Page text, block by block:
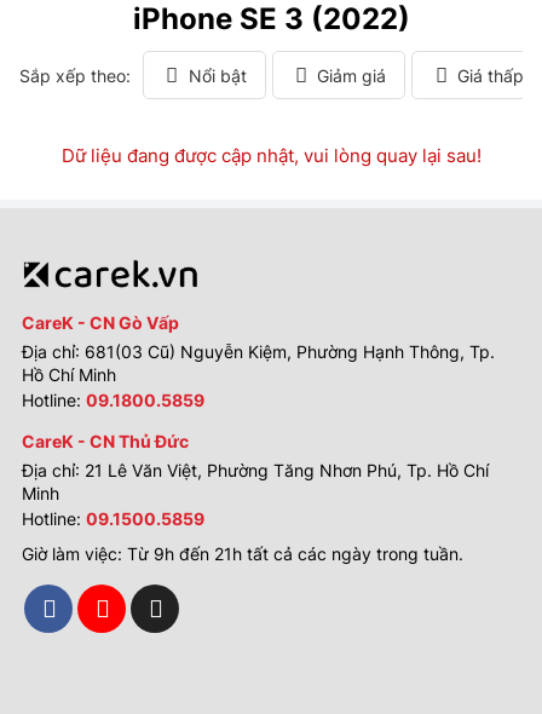
iPhone SE 3 (2022)
Sắp xếp theo: Nổi bật Giảm giá Giá thấp
Dữ liệu đang được cập nhật, vui lòng quay lại sau!
CareK - CN Gò Vấp
Địa chỉ: 681(03 Cũ) Nguyễn Kiệm, Phường Hạnh Thông, Tp.
Hồ Chí Minh
Hotline: 09.1800.5859
CareK - CN Thủ Đức
Địa chỉ: 21 Lê Văn Việt, Phường Tăng Nhơn Phú, Tp. Hồ Chí
Minh
Hotline: 09.1500.5859
Giờ làm việc: Từ 9h đến 21h tất cả các ngày trong tuần.